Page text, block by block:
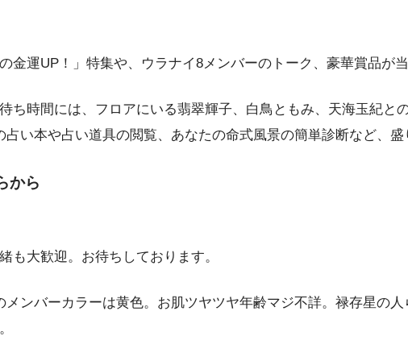
金運UP！」特集や、ウラナイ8メンバーのトーク、豪華賞品が
ち時間には、フロアにいる翡翠輝子、白鳥ともみ、天海玉紀
い本や占い道具の閲覧、あなたの命式風景の簡単診断など、盛
から
も大歓迎。お待ちしております。
メンバーカラーは黄色。お肌ツヤツヤ年齢マジ不詳。禄存星の